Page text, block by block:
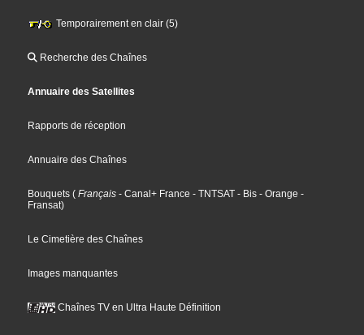
Temporairement en clair (5)
Recherche des Chaînes
Annuaire des Satellites
Rapports de réception
Annuaire des Chaînes
Bouquets ( Français - Canal+ France - TNTSAT - Bis - Orange -
Fransat)
Le Cimetière des Chaînes
Images manquantes
Chaînes TV en Ultra Haute Définition